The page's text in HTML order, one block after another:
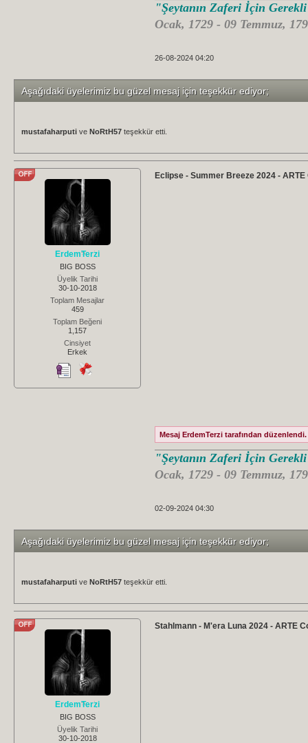
"Şeytanın Zaferi İçin
Ocak, 1729 - 09 Temmuz,
26-08-2024 04:20
Aşağıdaki üyelerimiz bu güzel mesaj için teşekkür ediyor;
mustafaharputi ve NoRtH57 teşekkür etti.
ErdemTerzi
BIG BOSS
Üyelik Tarihi
30-10-2018
Toplam Mesajlar
459
Toplam Beğeni
1,157
Cinsiyet
Erkek
Eclipse - Summer Breeze 2024 -
Mesaj ErdemTerzi tarafından düzenlendi.
"Şeytanın Zaferi İçin
Ocak, 1729 - 09 Temmuz,
02-09-2024 04:30
Aşağıdaki üyelerimiz bu güzel mesaj için teşekkür ediyor;
mustafaharputi ve NoRtH57 teşekkür etti.
ErdemTerzi
BIG BOSS
Üyelik Tarihi
30-10-2018
Stahlmann - M'era Luna 2024 - ARTE